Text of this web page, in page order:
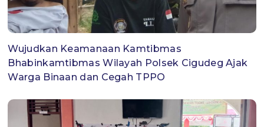
Wujudkan Keamanaan Kamtibmas
Bhabinkamtibmas Wilayah Polsek Cigudeg Ajak
Warga Binaan dan Cegah TPPO